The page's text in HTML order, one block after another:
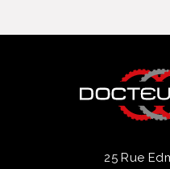
25 Rue